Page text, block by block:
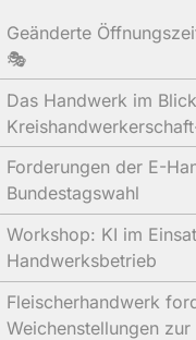
Geänderte
🎭
Das Handwerk im
Forderungen der E-
Bundestagswahl
Workshop: KI im
Handwerksbetrieb
Fleischerhandwerk
Weichenstellungen